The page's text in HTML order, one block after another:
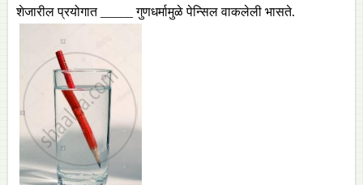
शेजारील प्रयोगात _____ गुणधर्मामुळे पेन्सिल वाकलेली भासते.